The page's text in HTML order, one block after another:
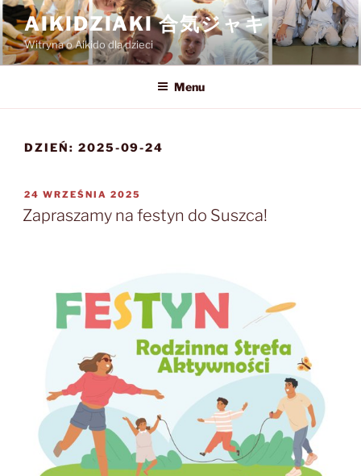
Przejdź
do
treści
AIKIDZIAKI 合気ジャキ
Witryna o Aikido dla dzieci
Menu
DZIEŃ: 2025-09-24
OPUBLIKOWANE
W
24 WRZEŚNIA 2025
Zapraszamy na festyn do Suszca!